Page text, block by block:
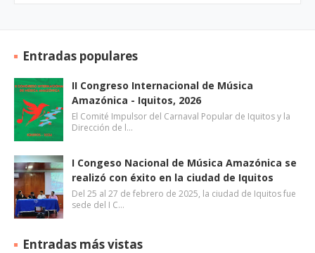
Entradas populares
II Congreso Internacional de Música
Amazónica - Iquitos, 2026
El Comité Impulsor del Carnaval Popular de Iquitos y la
Dirección de l…
I Congeso Nacional de Música Amazónica se
realizó con éxito en la ciudad de Iquitos
Del 25 al 27 de febrero de 2025, la ciudad de Iquitos fue
sede del I C…
Entradas más vistas